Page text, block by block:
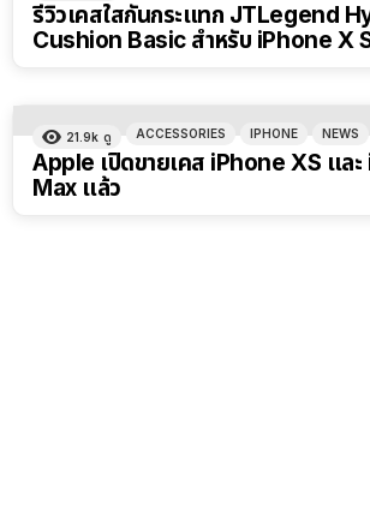
รีวิวเคสใสกันกระแทก JTLegend
Cushion Basic สำหรับ iPhone X
21.9k ดู ACCESSORIES IPHONE NEWS
Apple เปิดขายเคส iPhone XS แล
Max แล้ว